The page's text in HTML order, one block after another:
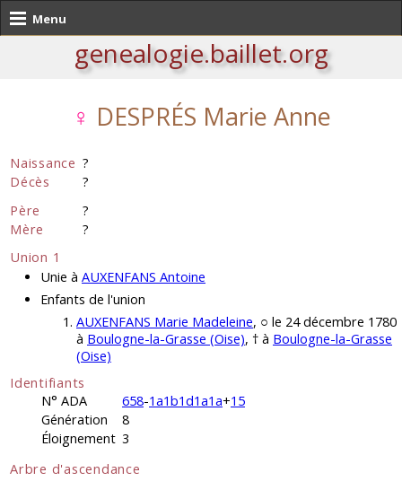
Menu
genealogie.baillet.org
♀ DESPRÉS Marie Anne
Naissance ?
Décès
?
Père
?
Mère
?
Union 1
Unie à AUXENFANS Antoine
Enfants de l'union
AUXENFANS Marie Madeleine, ○ le 24 décembre 1780
à Boulogne-la-Grasse (Oise), † à Boulogne-la-Grasse
(Oise)
Identifiants
N° ADA
658-1a1b1d1a1a+15
Génération
8
Éloignement 3
Arbre d'ascendance